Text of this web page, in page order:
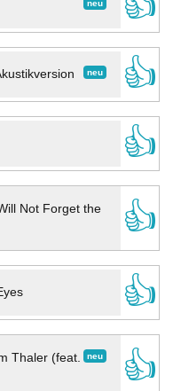
neu
neu
👍
👍
Not Forget the
👍
👍
neu
Thaler (feat.
👍